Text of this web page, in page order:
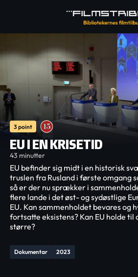
3 point
EU I EN KRISETID
43 minutter
Dokumentar 2023
EU befinder sig midt i en historisk
truslen fra Rusland i første omgang
så er der nu sprækker i
flere lande i det øst- og sydøstlige
EU. Kan sammenholdet bevares og
fortsatte eksistens? Kan EU holde til
større?